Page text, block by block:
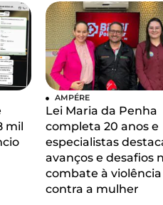
mil
AMPÉRE
Lei Maria da Penha
completa 20 anos e
especialistas
avanços e desafios
combate à violência
contra a mulher